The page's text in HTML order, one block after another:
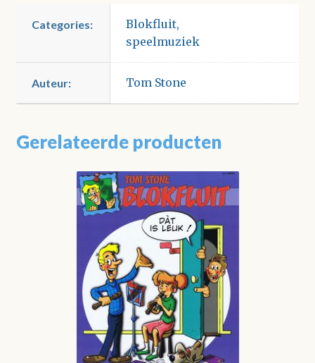
Categories: Blokfluit,
speelmuziek
Auteur: Tom Stone
Gerelateerde producten